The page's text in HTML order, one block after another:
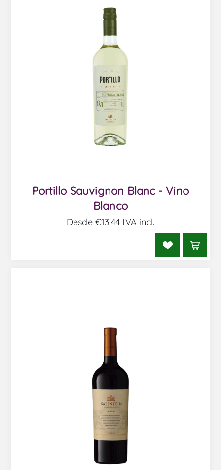
Portillo Sauvignon Blanc - Vino
Blanco
Desde €13,44 IVA incl.